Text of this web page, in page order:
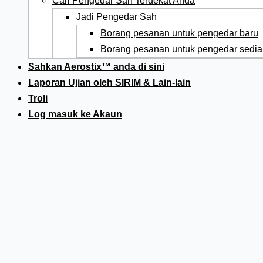
Jadi Pengedar Sah
Borang pesanan untuk pengedar baru
Borang pesanan untuk pengedar
Sahkan Aerostix™ anda di sini
Laporan Ujian oleh SIRIM & Lain-lain
Troli
Log masuk ke Akaun